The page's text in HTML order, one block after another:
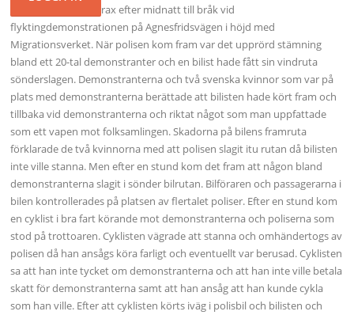
Polisen larmades strax efter midnatt till bråk vid
flyktingdemonstrationen på Agnesfridsvägen i höjd med
Migrationsverket. När polisen kom fram var det upprörd stämning
bland ett 20-tal demonstranter och en bilist hade fått sin vindruta
sönderslagen. Demonstranterna och två svenska kvinnor som var på
plats med demonstranterna berättade att bilisten hade kört fram och
tillbaka vid demonstranterna och riktat något som man uppfattade
som ett vapen mot folksamlingen. Skadorna på bilens framruta
förklarade de två kvinnorna med att polisen slagit itu rutan då bilisten
inte ville stanna. Men efter en stund kom det fram att någon bland
demonstranterna slagit i sönder bilrutan. Bilföraren och passagerarna i
bilen kontrollerades på platsen av flertalet poliser. Efter en stund kom
en cyklist i bra fart körande mot demonstranterna och poliserna som
stod på trottoaren. Cyklisten vägrade att stanna och omhändertogs av
polisen då han ansågs köra farligt och eventuellt var berusad. Cyklisten
sa att han inte tycket om demonstranterna och att han inte ville betala
skatt för demonstranterna samt att han ansåg att han kunde cykla
som han ville. Efter att cyklisten körts iväg i polisbil och bilisten och